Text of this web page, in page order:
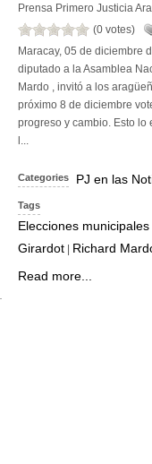
Prensa Primero Justicia
(0 votes)
Maracay, 05 de diciembre
diputado a la Asamblea
Mardo , invitó a los
próximo 8 de diciembre
progreso y cambio. Esto lo
l...
Categories PJ en las
Tags
Elecciones municipales
Girardot | Richard
Read more...